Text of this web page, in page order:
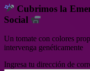
Cubrimos la
Social
Un tomate con colores
intervenga genéticamente
Ingresa tu dirección de